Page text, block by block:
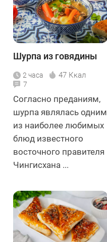
Шурпа из говядины
2 часа 47 Ккал
7
Согласно преданиям,
шурпа являлась одним
из наиболее любимых
блюд известного
восточного правителя
Чингисхана ...